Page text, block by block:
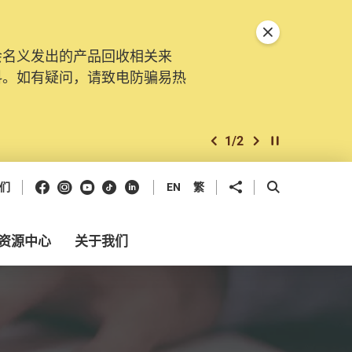
义发出的产品回收相关来
如有疑问，请致电防骗易热
上一个
1/2 下一个开始/暂停幻灯
关闭特別通告
Facebook
Instagram
Youtube
抖音领英 EN 繁 分享到 开启搜寻框
源中心 关于我们